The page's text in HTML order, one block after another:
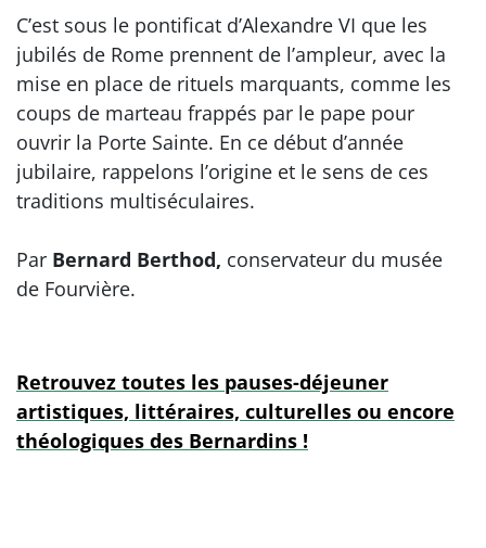
C’est sous le pontificat d’Alexandre VI que les
jubilés de Rome prennent de l’ampleur, avec la
mise en place de rituels marquants, comme les
coups de marteau frappés par le pape pour
ouvrir la Porte Sainte. En ce début d’année
jubilaire, rappelons l’origine et le sens de ces
traditions multiséculaires.
Par Bernard Berthod, conservateur du musée
de Fourvière.
Retrouvez toutes les pauses-déjeuner
artistiques, littéraires, culturelles ou encore
théologiques des Bernardins !